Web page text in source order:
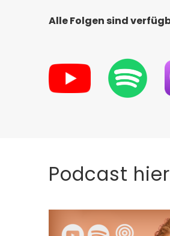
Alle Folgen sind
Podcast